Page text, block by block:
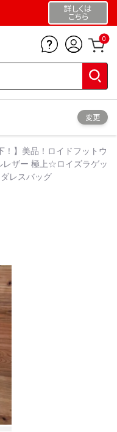
詳しくは
こちら
0
変更
！】美品！ロイドフットウ
レザー 極上☆ロイズラゲッ
レスバッグ